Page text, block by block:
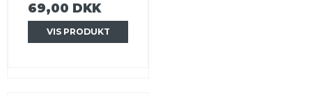
69,00 DKK
VIS PRODUKT